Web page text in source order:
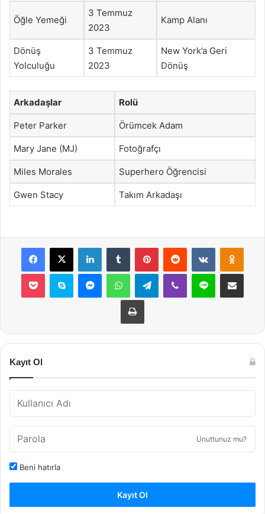
Öğle Yemeği
3 Temmuz
2023
Kamp Alanı
Dönüş
Yolculuğu
3 Temmuz
2023
New York’a Geri
Dönüş
Arkadaşlar Rolü
Peter Parker Örümcek Adam
Mary Jane (MJ) Fotoğrafçı
Miles Morales Superhero Öğrencisi
Gwen Stacy Takım Arkadaşı
Facebook
X LinkedInTumblr PinterestReddit VKontakte
Pocket Skype MessengerWhatsAppTelegramViber Line E-Posta ile
Yazdır
Kayıt Ol
Unuttunuz mu?
Beni hatırla
Kayıt Ol